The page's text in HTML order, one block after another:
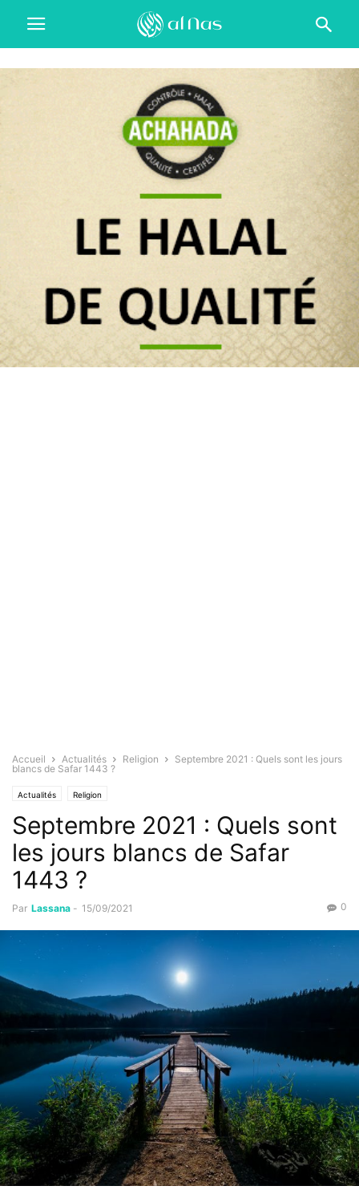
Accueil Actualités Religion
Septembre 2021 : Quels sont les jours
blancs de Safar 1443 ?
Actualités Religion
Septembre 2021 : Quels sont
les jours blancs de Safar
1443 ?
Par Lassana - 15/09/2021 0